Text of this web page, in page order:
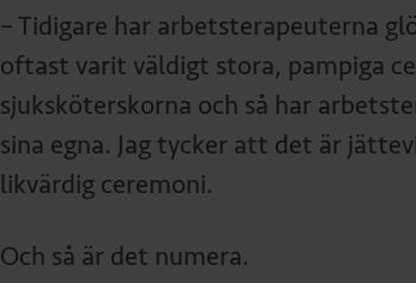
– Tidigare har arbetsterapeuterna
oftast varit väldigt stora, pampiga
sjuksköterskorna och så har
sina egna. Jag tycker att det är
likvärdig ceremoni.
Och så är det numera.